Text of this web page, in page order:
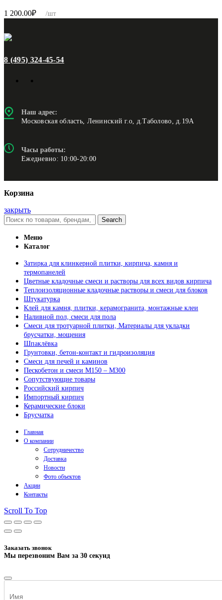
1 200.00₽ /шт
8 (495) 324-45-54
Наш адрес:
Московская область, Ленинский г.о, д.Таболово, д.19А
Часы работы:
Ежедневно: 10:00-20:00
Корзина
закрыть
Search
Меню
Каталог
Затирка для клинкерной плитки, кирпича, камня и
термопанелей
Цветные кладочные смеси и растворы для всех видов кирпича
Теплоизоляционные кладочные растворы и смеси для блоков
Штукатурка
Клей для камня, плитки, керамогранита, монтажные клеи
Наливной пол, смеси для пола
Смеси для тротуарной плитки, Материалы для укладки
брусчатки, мощения
Шпаклёвка
Грунтовки, бетон-контакт и гидроизоляция
Смеси для печей и каминов
Пескобетон и смеси М150 – М300
Сопутствующие товары
Российский кирпич
Импортный кирпич
Керамические блоки
Брусчатка
Главная
О компании
Сотрудничество
Доставка
Новости
Фото объектов
Акции
Контакты
Scroll To Top
Заказать звонок
Мы перезвоним Вам за 30 секунд